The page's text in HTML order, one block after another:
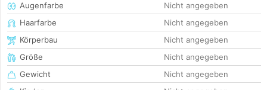
Augenfarbe
Nicht angegeben
Haarfarbe
Nicht angegeben
Körperbau
Nicht angegeben
Größe
Nicht angegeben
Gewicht
Nicht angegeben